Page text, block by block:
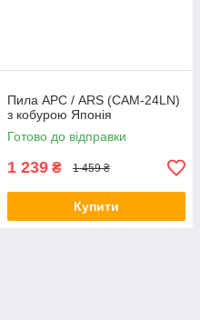
Пила АРС / ARS (CAM-24LN)
з кобурою Японія
Готово до відправки
1 239 ₴ 1 459 ₴
Купити